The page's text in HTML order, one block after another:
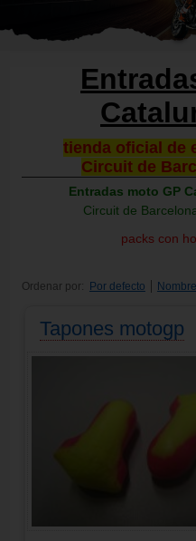
tienda oficial de
Circuit de
Entradas moto GP
Circuit de
packs con
Ordenar por: Por defecto Nombre
Tapones motogp